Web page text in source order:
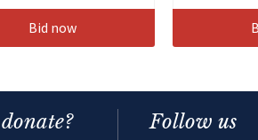
Bid now
Follow us